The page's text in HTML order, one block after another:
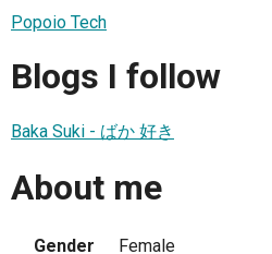
Popoio Tech
Blogs I follow
Baka Suki - ばか 好き
About me
Gender
Female